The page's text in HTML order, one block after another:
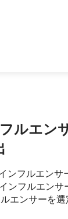
ルエン
ンフルエンサ
ンフルエンサ
エンサーを選